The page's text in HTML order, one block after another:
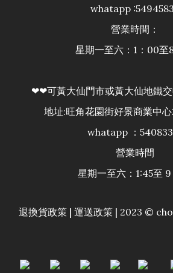
whatapp
營業時間：
星期一至六：1：00至
❤❤可黃大仙門市或黃大仙地鐵
地址:旺角花園街好景商業中
whatapp ：
營業時間
星期一至六：1:45至
退換貨政策| 運送政策| 2023 ©